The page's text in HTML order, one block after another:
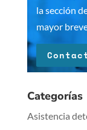
la sección
mayor
Categorías
Asistencia